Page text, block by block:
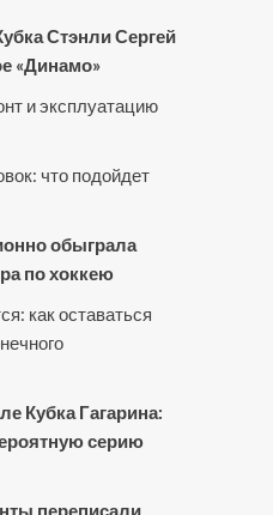
Стэнли Сергей
«Динамо»
и эксплуатацию
что подойдет
обыграла
по хоккею
как оставаться
Кубка Гагарина:
серию
переписали